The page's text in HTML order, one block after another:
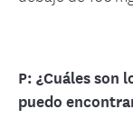
P: ¿Cuáles son
puedo